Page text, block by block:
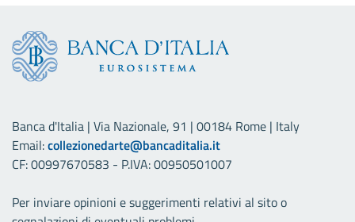
Banca d'Italia | Via Nazionale, 91 | 00184 Rome | Italy
Email:collezionedarte@bancaditalia.it
CF: 00997670583 - P.IVA: 00950501007
Per inviare opinioni e suggerimenti relativi al sito o